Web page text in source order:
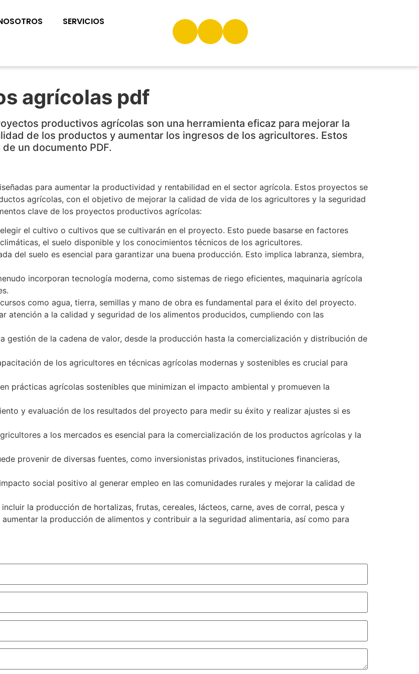
SERVICIOS
agrícolas pdf
productivos agrícolas son una herramienta eficaz para mejorar la
de los productos y aumentar los ingresos de los agricultores. Estos
un documento PDF.
para aumentar la productividad y rentabilidad en el sector agrícola. Estos proyectos se
agrícolas, con el objetivo de mejorar la calidad de vida de los agricultores y la seguridad
clave de los proyectos productivos agrícolas:
el cultivo o cultivos que se cultivarán en el proyecto. Esto puede basarse en factores
el suelo disponible y los conocimientos técnicos de los agricultores.
del suelo es esencial para garantizar una buena producción. Esto implica labranza, siembra,
incorporan tecnología moderna, como sistemas de riego eficientes, maquinaria agrícola
como agua, tierra, semillas y mano de obra es fundamental para el éxito del proyecto.
atención a la calidad y seguridad de los alimentos producidos, cumpliendo con las
gestión de la cadena de valor, desde la producción hasta la comercialización y distribución de
de los agricultores en técnicas agrícolas modernas y sostenibles es crucial para
prácticas agrícolas sostenibles que minimizan el impacto ambiental y promueven la
y evaluación de los resultados del proyecto para medir su éxito y realizar ajustes si es
a los mercados es esencial para la comercialización de los productos agrícolas y la
provenir de diversas fuentes, como inversionistas privados, instituciones financieras,
social positivo al generar empleo en las comunidades rurales y mejorar la calidad de
la producción de hortalizas, frutas, cereales, lácteos, carne, aves de corral, pesca y
la producción de alimentos y contribuir a la seguridad alimentaria, así como para